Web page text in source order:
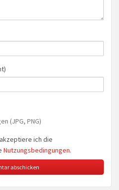
(JPG, PNG)
ich die
Nutzungsbedingungen.